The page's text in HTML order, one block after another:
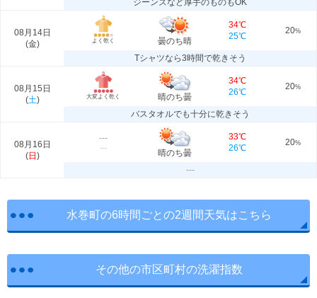
ジーンズなど厚手のものもOK
08月14日
(金) よく乾く 曇のち晴
34℃
25℃
20%
Tシャツなら3時間で乾きそう
08月15日
(土) 大変よく乾く 晴のち曇
34℃
26℃
20%
バスタオルでも十分に乾きそう
08月16日
(日 )
---
---
晴のち曇
33℃
26℃
20%
---
水巻町の6時間ごとの2週間天気はこちら
その他の市区町村の洗濯指数